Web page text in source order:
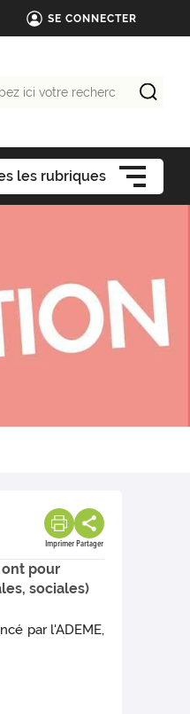
SE CONNECTER
les rubriques
Imprimer Partager
pour
sociales)
par l'ADEME,